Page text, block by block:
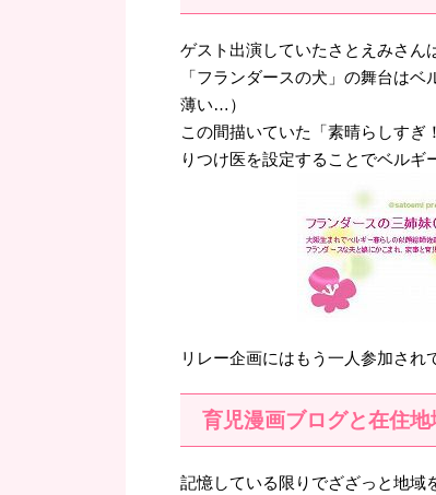
ゲスト出演していたさとえみさん
「フランダースの犬」の舞台は
薄い…）
この間描いていた「素晴らしす
りつけ医を設定することでベルギ
リレー企画にはもう一人参加さ
育児漫画ブログと在住地
記憶している限りでざざっと地域